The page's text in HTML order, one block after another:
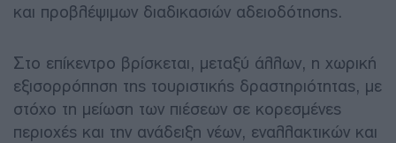
και προβλέψιμων διαδικασιών αδειοδότησης.
Στο επίκεντρο βρίσκεται, μεταξύ άλλων, η χωρική
εξισορρόπηση της τουριστικής δραστηριότητας, με
στόχο τη μείωση των πιέσεων σε κορεσμένες
περιοχές και την ανάδειξη νέων, εναλλακτικών και